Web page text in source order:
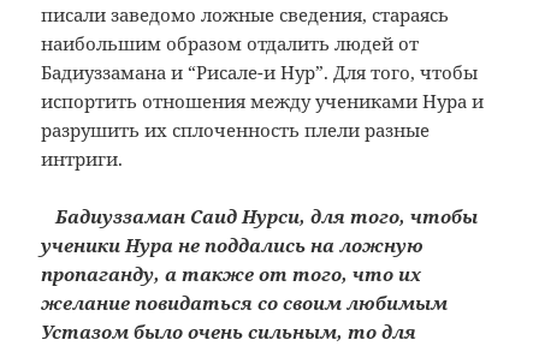
писали заведомо ложные сведения, стараясь
наибольшим образом отдалить людей от
Бадиуззамана и “Рисале-и Нур”. Для того, чтобы
испортить отношения между учениками Нура и
разрушить их сплоченность плели разные
интриги.
Бадиуззаман Саид Нурси, для того, чтобы
ученики Нура не поддались на ложную
пропаганду, а также от того, что их
желание повидаться со своим любимым
Устазом было очень сильным, то для